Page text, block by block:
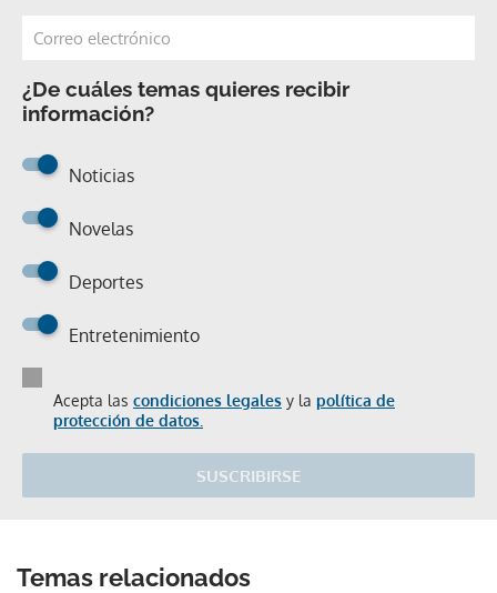
¿De cuáles temas quieres recibir
información?
Noticias
Novelas
Deportes
Entretenimiento
Acepta las condiciones legales y la política de
protección de datos.
SUSCRIBIRSE
Temas relacionados